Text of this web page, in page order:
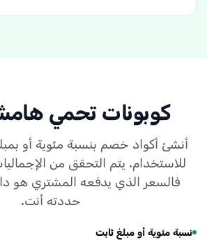
كوبونات تحمي
أنشئ أكواد خصم بنسبة مئوية أو
للاستخدام. يتم التحقق من
فالسعر الذي يدفعه المشتري هو
حددته أنت.
نسبة مئوية أو مبلغ ثابت